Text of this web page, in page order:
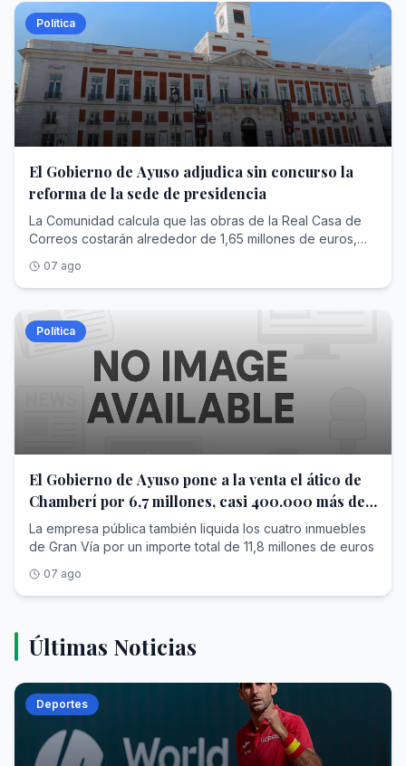
Política
El Gobierno de Ayuso adjudica sin concurso la
reforma de la sede de presidencia
La Comunidad calcula que las obras de la Real Casa de
Correos costarán alrededor de 1,65 millones de euros,
trabajos, sino el diseño del proyecto por casi 60.000
euros
07 ago
Política
El Gobierno de Ayuso pone a la venta el ático de
Chamberí por 6,7 millones, casi 400.000 más de
lo que pagó
La empresa pública también liquida los cuatro inmuebles
de Gran Vía por un importe total de 11,8 millones de euros
07 ago
Últimas Noticias
Deportes